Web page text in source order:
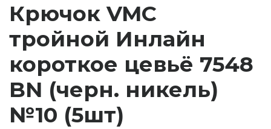
Крючок VMC
тройной Инлайн
короткое цевьё 7548
BN (черн. никель)
№10 (5шт)